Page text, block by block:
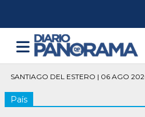
SANTIAGO DEL ESTERO | 06 AGO
País